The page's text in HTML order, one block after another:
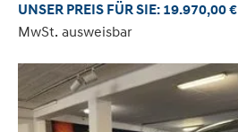
UNSER PREIS FÜR SIE: 19.970,00 €
MwSt. ausweisbar